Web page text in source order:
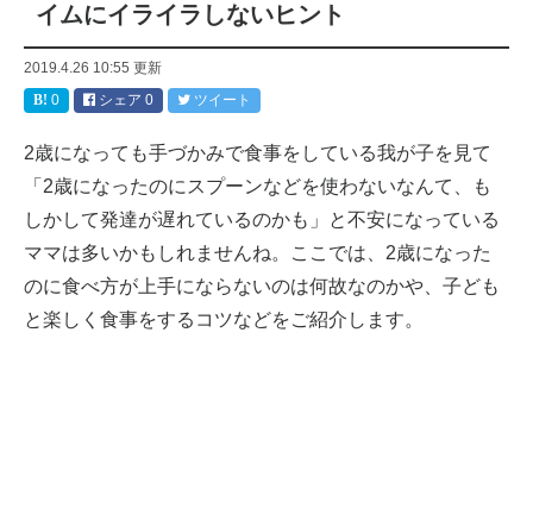
イムにイライラしないヒント
2019.4.26 10:55 更新
0
シェア 0 ツイート
2歳になっても手づかみで食事をしている我が子を見て
「2歳になったのにスプーンなどを使わないなんて、も
しかして発達が遅れているのかも」と不安になっている
ママは多いかもしれませんね。ここでは、2歳になった
のに食べ方が上手にならないのは何故なのかや、子ども
と楽しく食事をするコツなどをご紹介します。